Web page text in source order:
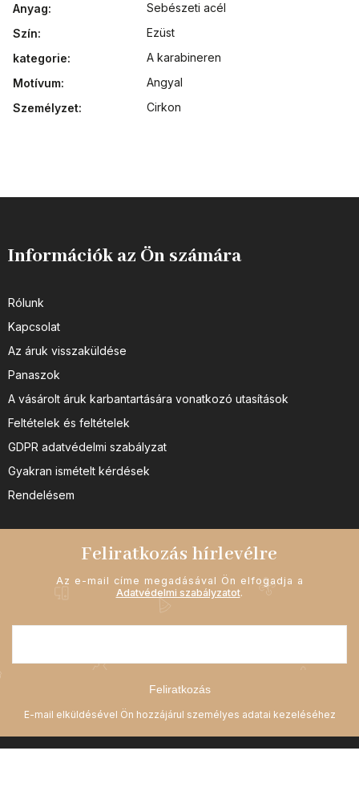
Anyag:
Sebészeti acél
Szín:
Ezüst
kategorie:
A karabineren
Motívum:
Angyal
Személyzet: Cirkon
Információk az Ön számára
Rólunk
Kapcsolat
Az áruk visszaküldése
Panaszok
A vásárolt áruk karbantartására vonatkozó utasítások
Feltételek és feltételek
GDPR adatvédelmi szabályzat
Gyakran ismételt kérdések
Rendelésem
Feliratkozás hírlevélre
Az e-mail címe megadásával Ön elfogadja a
Adatvédelmi szabályzatot.
Feliratkozás